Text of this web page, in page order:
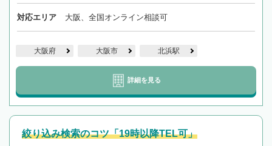
対応エリア 大阪、全国オンライン相談可
大阪府 大阪市 北浜駅
詳細を見る
絞り込み検索のコツ「19時以降TEL可」